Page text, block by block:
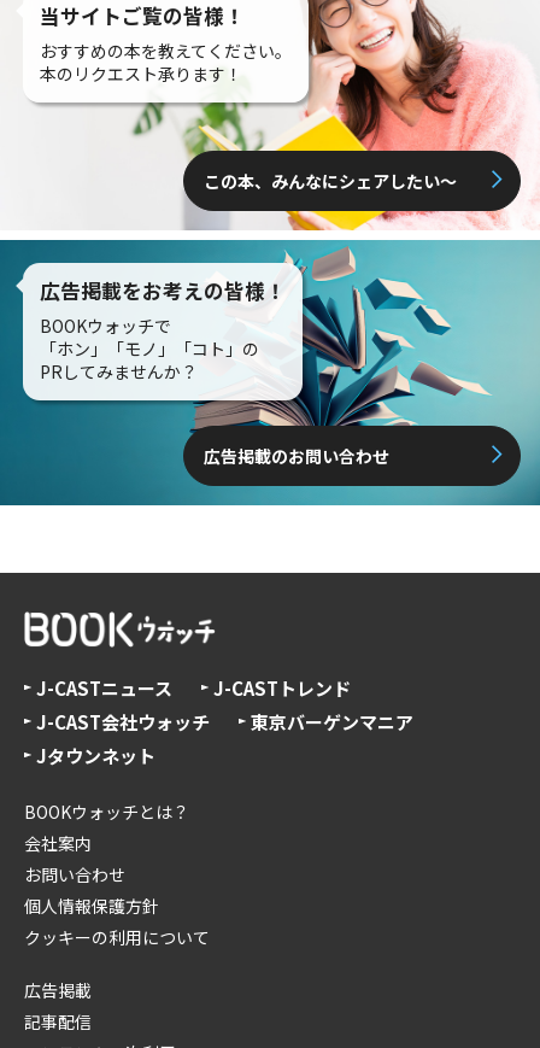
当サイトご覧の皆様！
おすすめの本を教えてください。
本のリクエスト承ります！
この本、みんなにシェアしたい〜
広告掲載をお考えの皆様！
BOOKウォッチで
「ホン」「モノ」「コト」の
PRしてみませんか？
広告掲載のお問い合わせ
J-CASTニュース
J-CASTトレンド
J-CAST会社ウォッチ
東京バーゲンマニア
Jタウンネット
BOOKウォッチとは？
会社案内
お問い合わせ
個人情報保護方針
クッキーの利用について
広告掲載
記事配信